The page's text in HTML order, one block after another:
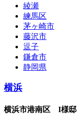
綾瀬
練馬区
茅ヶ崎市
藤沢市
逗子
鎌倉市
静岡県
横浜
横浜市港南区 I様邸